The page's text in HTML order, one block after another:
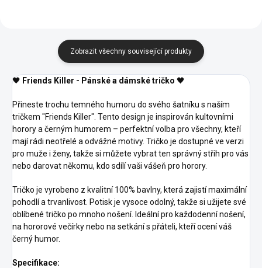
Zobrazit všechny související produkty
🖤 Friends Killer - Pánské a dámské tričko 🖤
Přineste trochu temného humoru do svého šatníku s naším
tričkem "Friends Killer". Tento design je inspirován kultovními
horory a černým humorem – perfektní volba pro všechny, kteří
mají rádi neotřelé a odvážné motivy. Tričko je dostupné ve verzi
pro muže i ženy, takže si můžete vybrat ten správný střih pro vás
nebo darovat někomu, kdo sdílí vaši vášeň pro horory.
Tričko je vyrobeno z kvalitní 100% bavlny, která zajistí maximální
pohodlí a trvanlivost. Potisk je vysoce odolný, takže si užijete své
oblíbené tričko po mnoho nošení. Ideální pro každodenní nošení,
na hororové večírky nebo na setkání s přáteli, kteří ocení váš
černý humor.
Specifikace: